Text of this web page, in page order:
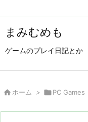
まみむめも
ゲームのプレイ日記とか
 ホーム > PC Games